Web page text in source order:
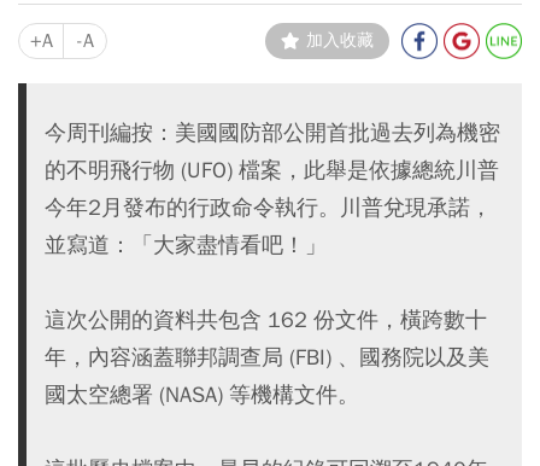
+A -A 加入收藏
今周刊編按：美國國防部公開首批過去列為機密
的不明飛行物 (UFO) 檔案，此舉是依據總統川普
今年2月發布的行政命令執行。川普兌現承諾，
並寫道：「大家盡情看吧！」
這次公開的資料共包含 162 份文件，橫跨數十
年，內容涵蓋聯邦調查局 (FBI) 、國務院以及美
國太空總署 (NASA) 等機構文件。